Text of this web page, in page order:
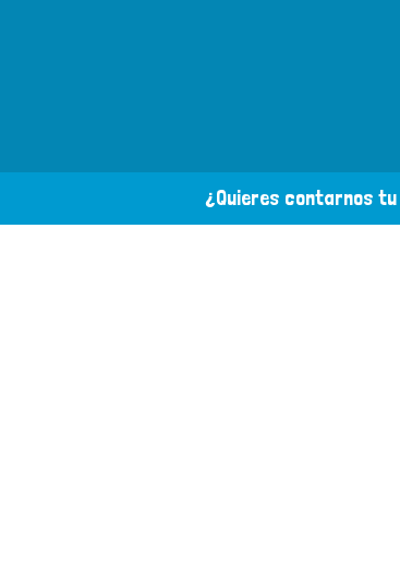
¿Quieres contarnos tu